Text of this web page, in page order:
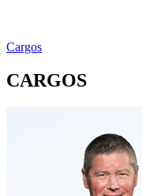
Cargos
CARGOS